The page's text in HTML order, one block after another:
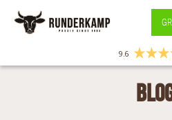
9.6